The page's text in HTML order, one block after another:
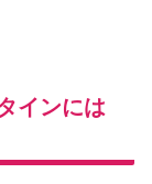
インには